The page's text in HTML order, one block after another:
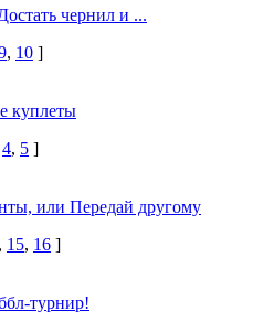
чернил и ...
, 10 ]
куплеты
4, 5 ]
или Передай другому
, 15, 16 ]
турнир!